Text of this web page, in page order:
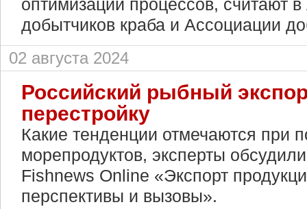
оптимизации процессов, считают
добытчиков краба и Ассоциации
02 августа 2024
Российский рыбный
перестройку
Какие тенденции отмечаются при
морепродуктов, эксперты
Fishnews Online «Экспорт
перспективы и вызовы».